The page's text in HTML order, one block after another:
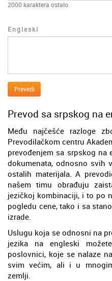
2000 karaktera ostalo.
Engleski
Prevedi
Prevod sa srpskog na
Među najčešće razloge
Prevodilačkom centru
prevođenjem sa srpskog
dokumenata, odnosno svih
ostalih materijala. A
našem timu obrađuju
jezičkoj kombinaciji, i to po
pogledu cene, tako i sa
izrade.
Uslugu koja se odnosni na
jezika na engleski
poslovnici, koje se nalaze
svim većim, ali i u
zemlji.